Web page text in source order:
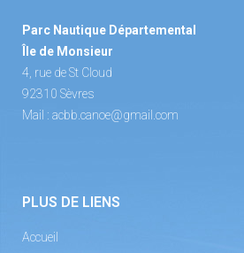
Parc Nautique Départemental
Île de Monsieur
4, rue de St Cloud
92310 Sèvres
Mail : acbb.canoe@gmail.com
PLUS DE LIENS
Accueil